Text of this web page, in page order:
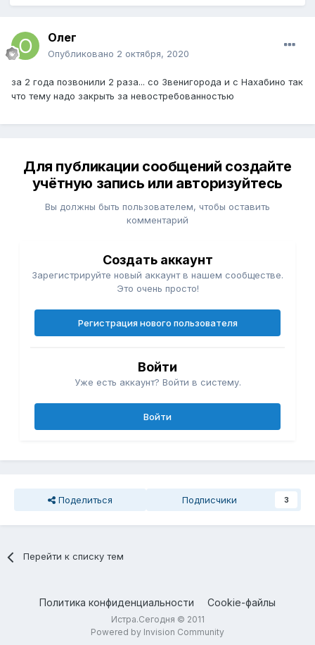
Олег
Опубликовано 2 октября, 2020
за 2 года позвонили 2 раза... со Звенигорода и с Нахабино так
что тему надо закрыть за невостребованностью
Для публикации сообщений создайте
учётную запись или авторизуйтесь
Вы должны быть пользователем, чтобы оставить
комментарий
Создать аккаунт
Зарегистрируйте новый аккаунт в нашем сообществе.
Это очень просто!
Регистрация нового пользователя
Войти
Уже есть аккаунт? Войти в систему.
Войти
Поделиться Подписчики 3
Перейти к списку тем
Политика конфиденциальности Cookie-файлы
Истра.Сегодня © 2011
Powered by Invision Community